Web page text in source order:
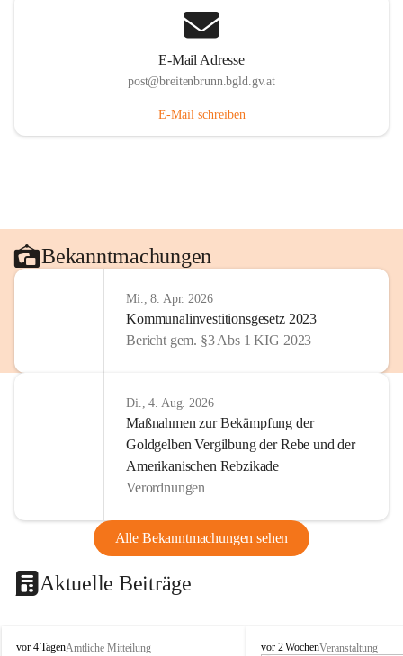
E-Mail Adresse
post@breitenbrunn.bgld.gv.at
E-Mail schreiben
Bekanntmachungen
Mi., 8. Apr. 2026
Kommunalinvestitionsgesetz 2023
Bericht gem. §3 Abs 1 KIG 2023
Di., 4. Aug. 2026
Maßnahmen zur Bekämpfung der
Goldgelben Vergilbung der Rebe und der
Amerikanischen Rebzikade
Verordnungen
Alle Bekanntmachungen sehen
Aktuelle Beiträge
B
vor 4 TagenAmtliche Mitteilung
B
vor 2 WochenVeranstaltung